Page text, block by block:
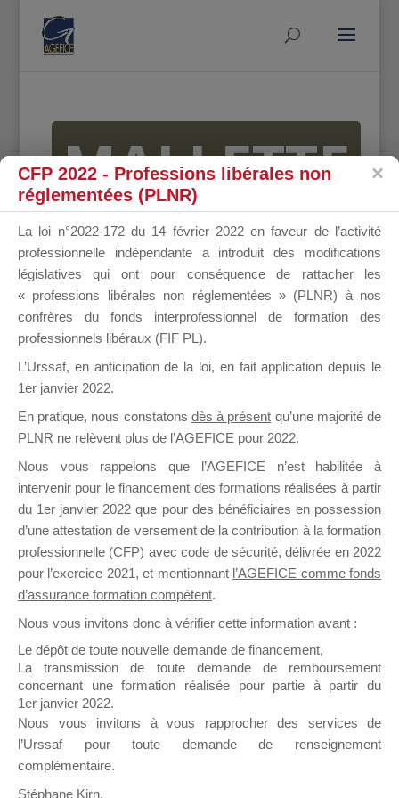
MALLETTE
DU
DIRIGEANT
il y a un mois
Ce groupe est destiné aux Organismes de
Formation qui souhaitent répondre à l’Appel à
Propositions Mallette du Dirigeant.
Ce groupe propose un forum dédié au support
sur lequel il est possible de laisser un message
ou poser une question.
NB : Il est nécessaire d’être
pouvoir rejoindre ce groupe
CFP 2022 - Professions libérales non
réglementées (PLNR)
La loi n°2022-172 du 14 février 2022 en faveur de l’activité
professionnelle indépendante a introduit des modifications
législatives qui ont pour conséquence de rattacher les
« professions libérales non réglementées » (PLNR) à nos
confrères du fonds interprofessionnel de formation des
professionnels libéraux (FIF PL).
L’Urssaf, en anticipation de la loi, en fait application depuis le
1er janvier 2022.
En pratique, nous constatons dès à présent qu’une majorité de
PLNR ne relèvent plus de l’AGEFICE pour 2022.
Nous vous rappelons que l’AGEFICE n’est habilitée à
intervenir pour le financement des formations réalisées à partir
du 1er janvier 2022 que pour des bénéficiaires en possession
d’une attestation de versement de la contribution à la formation
professionnelle (CFP) avec code de sécurité, délivrée en 2022
pour l’exercice 2021, et mentionnant l’AGEFICE comme fonds
d’assurance formation compétent.
Nous vous invitons donc à vérifier cette information avant :
Le dépôt de toute nouvelle demande de financement,
La transmission de toute demande de remboursement
concernant une formation réalisée pour partie à partir du
1er janvier 2022.
Nous vous invitons à vous rapprocher des services de
l’Urssaf pour toute demande de renseignement
complémentaire.
Stéphane Kirn,